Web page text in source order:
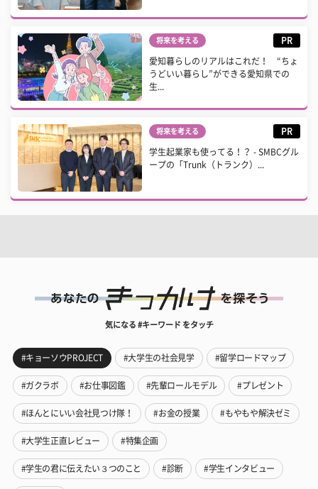
将来を考える PR
愛知暮らしのリアルはこれだ！ “ちょ
うどいい暮らし”ができる愛知県での
生...
将来を考える PR
学生起業家も使ってる！？ - SMBCグル
ープの「Trunk（トランク）...
気になる #キーワード をタッチ
#キョーソウPROJECT #大学生の社会見学 #留学ロードマップ
#ガクラボ #お仕事図鑑 #先輩ロールモデル #プレゼント
#ほんとにいい会社見つけ隊！ #お金の授業 #もやもや解決ゼミ
#大学生正直レビュー #特集企画
#学生の君に伝えたい３つのこと #診断 #学生インタビュー